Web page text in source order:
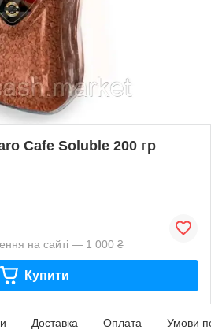
Cafe Soluble 200 гр
на сайті — 1 000 ₴
Купити
Доставка Оплата Умови